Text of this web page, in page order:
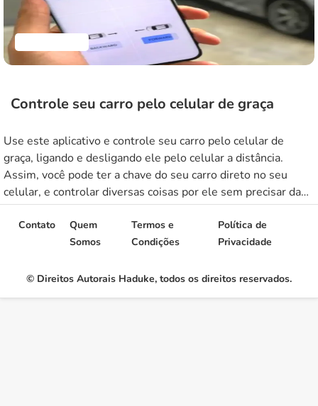
Controle seu carro pelo celular de graça
Use este aplicativo e controle seu carro pelo celular de
graça, ligando e desligando ele pelo celular a distância.
Assim, você pode ter a chave do seu carro direto no seu
celular, e controlar diversas coisas por ele sem precisar da
chave presencial. Aproveite para baixar o app grátis no final
do texto. Controle total […]
© Direitos Autorais Haduke, todos os direitos reservados.
Contato
Quem
Somos
Termos e
Condições
Política de
Privacidade